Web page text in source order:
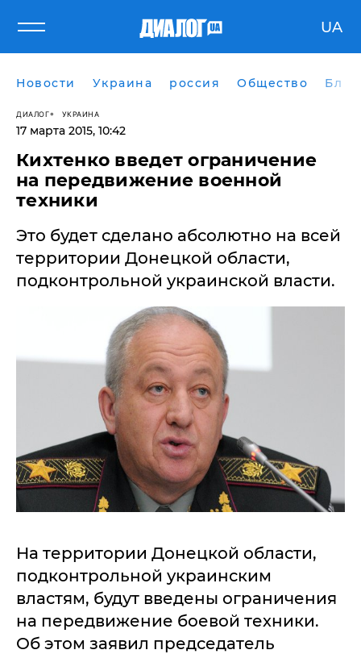
UA
Новости Украина россия Общество
ДИАЛОГ УКРАИНА
17 марта 2015, 10:42
Кихтенко введет ограничение
на передвижение военной
техники
Это будет сделано абсолютно на всей
территории Донецкой области,
подконтрольной украинской власти.
На территории Донецкой области,
подконтрольной украинским
властям, будут введены ограничения
на передвижение боевой техники.
Об этом заявил председатель